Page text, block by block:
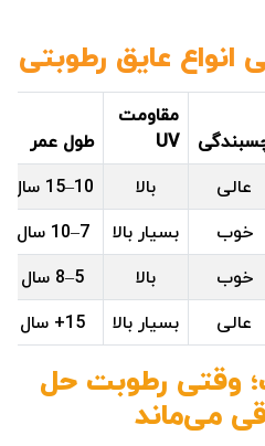
عایق رطوبتی
مقاومت
UV
طول عمر
عالی بالا
10–15 سال
خوب بسیار بالا
7–10 سال
خوب بالا
5–8 سال
عالی بسیار بالا 15+ سال
وقتی رطوبت حل
می‌ماند